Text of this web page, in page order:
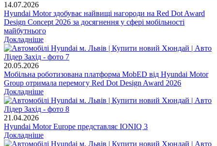
14.07.2026
Hyundai Motor здобуває найвищі нагороди на Red Dot Award
Design Concept 2026 за досягнення у сфері мобільності
майбутнього
Докладніше
20.05.2026
Мобільна роботизована платформа MobED від Hyundai Motor
Group отримала перемогу Red Dot Design Award 2026
Докладніше
21.04.2026
Hyundai Motor Europe представляє IONIQ 3
Докладніше